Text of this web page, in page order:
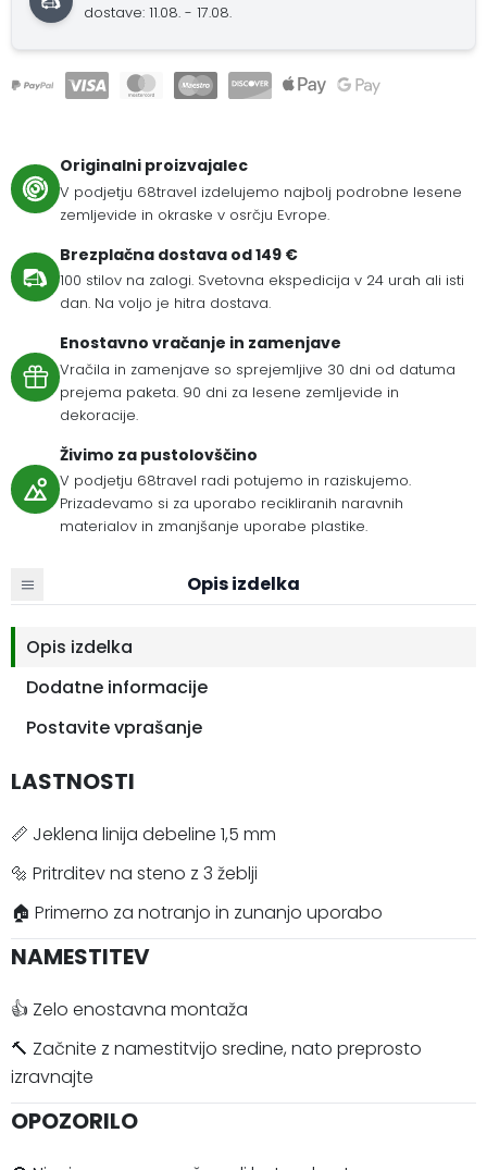
dostave: 11.08. - 17.08.
Originalni proizvajalec
V podjetju 68travel izdelujemo najbolj podrobne lesene
zemljevide in okraske v osrčju Evrope.
Brezplačna dostava od 149 €
100 stilov na zalogi. Svetovna ekspedicija v 24 urah ali isti
dan. Na voljo je hitra dostava.
Enostavno vračanje in zamenjave
Vračila in zamenjave so sprejemljive 30 dni od datuma
prejema paketa. 90 dni za lesene zemljevide in
dekoracije.
Živimo za pustolovščino
V podjetju 68travel radi potujemo in raziskujemo.
Prizadevamo si za uporabo recikliranih naravnih
materialov in zmanjšanje uporabe plastike.
Opis izdelka
Opis izdelka
Dodatne informacije
Postavite vprašanje
LASTNOSTI
📏 Jeklena linija debeline 1,5 mm
🔩 Pritrditev na steno z 3 žeblji
🏠 Primerno za notranjo in zunanjo uporabo
NAMESTITEV
👍 Zelo enostavna montaža
🔨 Začnite z namestitvijo sredine, nato preprosto
izravnajte
OPOZORILO